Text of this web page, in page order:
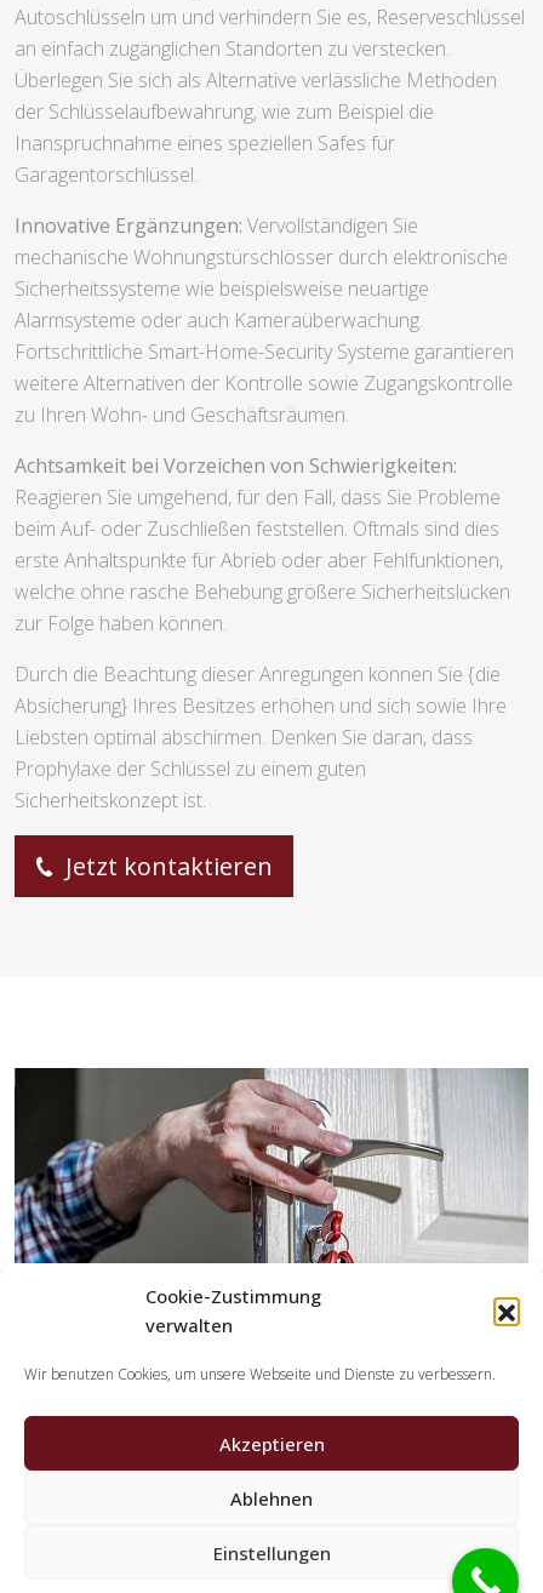
Cookie-Zustimmung
verwalten
Wir benutzen Cookies, um unsere Webseite und Dienste zu verbessern.
Akzeptieren
Ablehnen
Einstellungen
Autoschlüsseln um und verhindern Sie es, Reserveschlüssel
an einfach zugänglichen Standorten zu verstecken.
Überlegen Sie sich als Alternative verlässliche Methoden
der Schlüsselaufbewahrung, wie zum Beispiel die
Inanspruchnahme eines speziellen Safes für
Garagentorschlüssel.
Innovative Ergänzungen: Vervollständigen Sie
mechanische Wohnungstürschlösser durch elektronische
Sicherheitssysteme wie beispielsweise neuartige
Alarmsysteme oder auch Kameraüberwachung.
Fortschrittliche Smart-Home-Security Systeme garantieren
weitere Alternativen der Kontrolle sowie Zugangskontrolle
zu Ihren Wohn- und Geschäftsräumen.
Achtsamkeit bei Vorzeichen von Schwierigkeiten:
Reagieren Sie umgehend, für den Fall, dass Sie Probleme
beim Auf- oder Zuschließen feststellen. Oftmals sind dies
erste Anhaltspunkte für Abrieb oder aber Fehlfunktionen,
welche ohne rasche Behebung größere Sicherheitslücken
zur Folge haben können.
Durch die Beachtung dieser Anregungen können Sie {die
Absicherung} Ihres Besitzes erhöhen und sich sowie Ihre
Liebsten optimal abschirmen. Denken Sie daran, dass
Prophylaxe der Schlüssel zu einem guten
Sicherheitskonzept ist.
Jetzt kontaktieren
Welche Leistungen übernehmen die
Die Kooperationspartner übernehmen alle Aufgaben,